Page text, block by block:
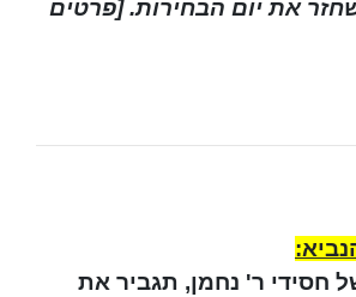
את יום הבחירות. [פרטים
חסידי ר' נחמן, תגביר את